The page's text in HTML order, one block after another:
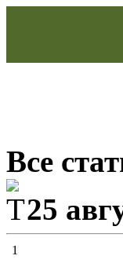
Все
25
1